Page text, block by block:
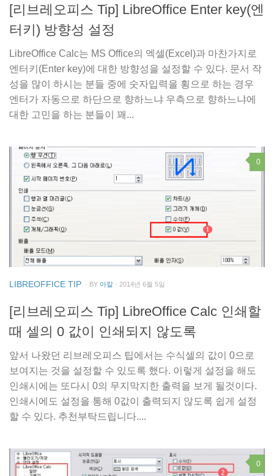
[리브레오피스 Tip] LibreOffice Enter key(엔
터키) 방향성 설정
LibreOffice Calc는 MS Office의 엑셀(Excel)과 마찬가지로
엔터키(Enter key)에 대한 방향성을 설정할 수 있다. 문서 작
성을 많이 하시는 분들 중에 숫자입력을 횡으로 하는 경우
엔터가 자동으로 하단으로 향하느냐 우측으로 향하느냐에
대한 고민을 하는 분들이 꽤...
0
LIBREOFFICE TIP · BY 아칼 · 2014년 6월 5일
[리브레오피스 Tip] LibreOffice Calc 인쇄할
때 셀의 0 값이 인쇄되지 않도록
앞서 나왔던 리브레오피스 팁에서는 수식셀의 값이 0으로
보여지는 것을 설정할 수 있도록 했다. 이렇게 설정을 해도
인쇄시에는 또다시 0의 무지막지한 출력을 보게 될것이다.
인쇄시에도 설정을 통해 0값이 출력되지 않도록 쉽게 설정
할 수 있다. 추천부탁드립니다....
0